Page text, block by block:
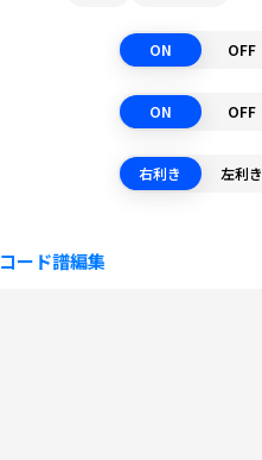
ON OFF
ON OFF
右利き 左利き
コード譜編集